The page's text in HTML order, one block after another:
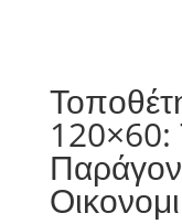
120×60: